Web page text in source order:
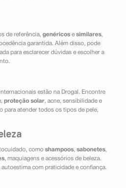
de referência, genéricose similares,
garantida. Além disso, pode
para esclarecer dúvidas e escolher a
estão na Drogal. Encontre
proteção solar, acne, sensibilidade e
para atender todos os tipos de pele,
como shampoos, sabonetes,
, maquiagens e acessórios de beleza.
com praticidade e confiança.